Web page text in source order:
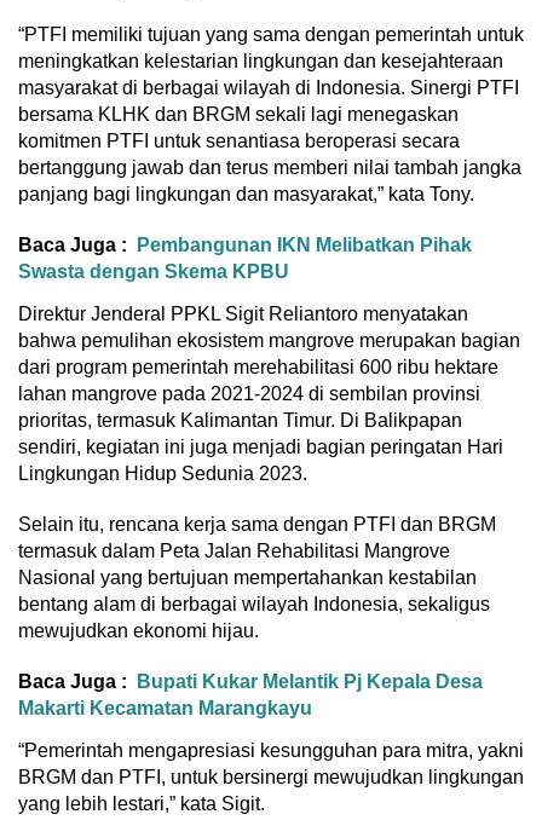
“PTFI memiliki tujuan yang sama dengan pemerintah untuk
meningkatkan kelestarian lingkungan dan kesejahteraan
masyarakat di berbagai wilayah di Indonesia. Sinergi PTFI
bersama KLHK dan BRGM sekali lagi menegaskan
komitmen PTFI untuk senantiasa beroperasi secara
bertanggung jawab dan terus memberi nilai tambah jangka
panjang bagi lingkungan dan masyarakat,” kata Tony.
Baca Juga :
Pembangunan IKN Melibatkan Pihak
Swasta dengan Skema KPBU
Direktur Jenderal PPKL Sigit Reliantoro menyatakan
bahwa pemulihan ekosistem mangrove merupakan bagian
dari program pemerintah merehabilitasi 600 ribu hektare
lahan mangrove pada 2021-2024 di sembilan provinsi
prioritas, termasuk Kalimantan Timur. Di Balikpapan
sendiri, kegiatan ini juga menjadi bagian peringatan Hari
Lingkungan Hidup Sedunia 2023.
Selain itu, rencana kerja sama dengan PTFI dan BRGM
termasuk dalam Peta Jalan Rehabilitasi Mangrove
Nasional yang bertujuan mempertahankan kestabilan
bentang alam di berbagai wilayah Indonesia, sekaligus
mewujudkan ekonomi hijau.
Baca Juga :
Bupati Kukar Melantik Pj Kepala Desa
Makarti Kecamatan Marangkayu
“Pemerintah mengapresiasi kesungguhan para mitra, yakni
BRGM dan PTFI, untuk bersinergi mewujudkan lingkungan
yang lebih lestari,” kata Sigit.